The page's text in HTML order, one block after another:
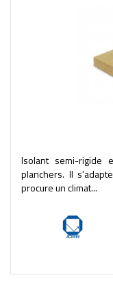
Isolant semi-
planchers. Il
procure un climat...